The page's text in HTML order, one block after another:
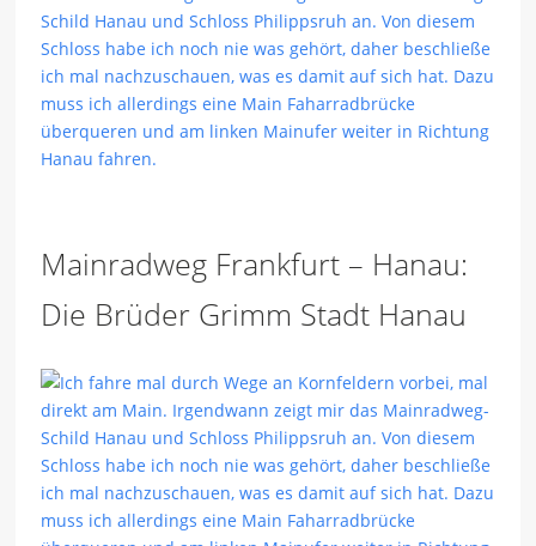
Mainradweg Frankfurt – Hanau:
Die Brüder Grimm Stadt Hanau